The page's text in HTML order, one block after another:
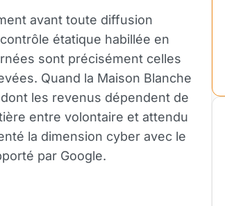
avant toute diffusion
étatique habillée en
sont précisément celles
Quand la Maison Blanche
les revenus dépendent de
entre volontaire et attendu
la dimension cyber avec le
par Google.